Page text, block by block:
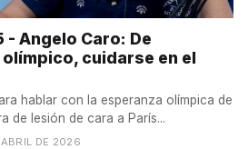
- Angelo Caro: De
cuidarse en el
hablar con la esperanza olímpica de
de lesión de cara a París...
DE 2026